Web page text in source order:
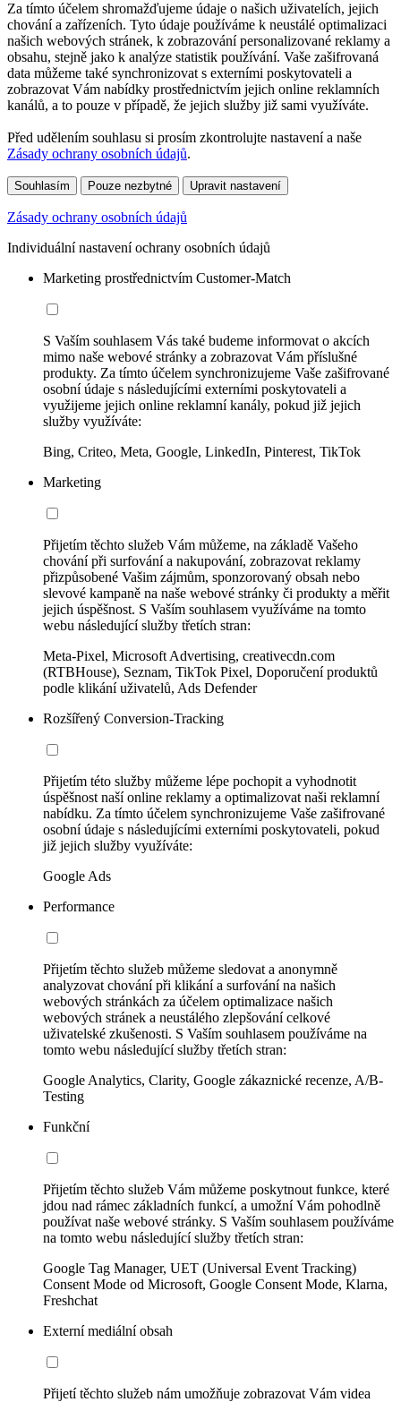
Za tímto účelem shromažďujeme údaje o našich uživatelích, jejich
chování a zařízeních. Tyto údaje používáme k neustálé optimalizaci
našich webových stránek, k zobrazování personalizované reklamy a
obsahu, stejně jako k analýze statistik používání. Vaše zašifrovaná
data můžeme také synchronizovat s externími poskytovateli a
zobrazovat Vám nabídky prostřednictvím jejich online reklamních
kanálů, a to pouze v případě, že jejich služby již sami využíváte.
Před udělením souhlasu si prosím zkontrolujte nastavení a naše
Zásady ochrany osobních údajů.
Souhlasím Pouze nezbytné Upravit nastavení
Zásady ochrany osobních údajů
Individuální nastavení ochrany osobních údajů
Marketing prostřednictvím Customer-Match
S Vaším souhlasem Vás také budeme informovat o akcích
mimo naše webové stránky a zobrazovat Vám příslušné
produkty. Za tímto účelem synchronizujeme Vaše zašifrované
osobní údaje s následujícími externími poskytovateli a
využijeme jejich online reklamní kanály, pokud již jejich
služby využíváte:
Bing, Criteo, Meta, Google, LinkedIn, Pinterest, TikTok
Marketing
Přijetím těchto služeb Vám můžeme, na základě Vašeho
chování při surfování a nakupování, zobrazovat reklamy
přizpůsobené Vašim zájmům, sponzorovaný obsah nebo
slevové kampaně na naše webové stránky či produkty a měřit
jejich úspěšnost. S Vaším souhlasem využíváme na tomto
webu následující služby třetích stran:
Meta-Pixel, Microsoft Advertising, creativecdn.com
(RTBHouse), Seznam, TikTok Pixel, Doporučení produktů
podle klikání uživatelů, Ads Defender
Rozšířený Conversion-Tracking
Přijetím této služby můžeme lépe pochopit a vyhodnotit
úspěšnost naší online reklamy a optimalizovat naši reklamní
nabídku. Za tímto účelem synchronizujeme Vaše zašifrované
osobní údaje s následujícími externími poskytovateli, pokud
již jejich služby využíváte:
Google Ads
Performance
Přijetím těchto služeb můžeme sledovat a anonymně
analyzovat chování při klikání a surfování na našich
webových stránkách za účelem optimalizace našich
webových stránek a neustálého zlepšování celkové
uživatelské zkušenosti. S Vaším souhlasem používáme na
tomto webu následující služby třetích stran:
Google Analytics, Clarity, Google zákaznické recenze, A/B-
Testing
Funkční
Přijetím těchto služeb Vám můžeme poskytnout funkce, které
jdou nad rámec základních funkcí, a umožní Vám pohodlně
používat naše webové stránky. S Vaším souhlasem používáme
na tomto webu následující služby třetích stran:
Google Tag Manager, UET (Universal Event Tracking)
Consent Mode od Microsoft, Google Consent Mode, Klarna,
Freshchat
Externí mediální obsah
Přijetí těchto služeb nám umožňuje zobrazovat Vám videa